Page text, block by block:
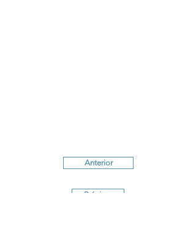
Anterior
Próximo